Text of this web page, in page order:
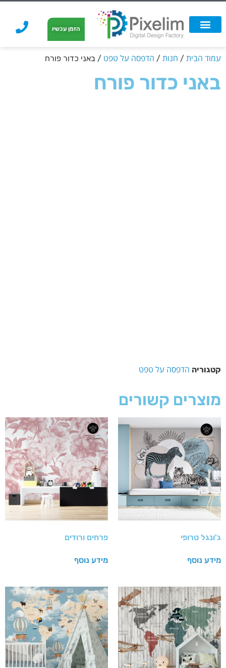
הזמן עכשיו
עמוד הבית / חנות / הדפסה על טפט / באני כדור פורח
באני כדור פורח
קטגוריה הדפסה על טפט
מוצרים קשורים
ג'ונגל טרופי
מידע נוסף
פרחים ורודים
מידע נוסף